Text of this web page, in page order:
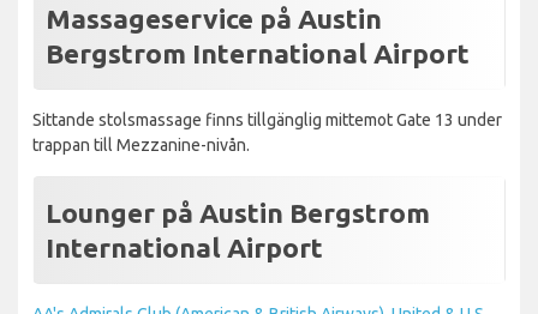
Massageservice på Austin
Bergstrom International Airport
Sittande stolsmassage finns tillgänglig mittemot Gate 13 under
trappan till Mezzanine-nivån.
Lounger på Austin Bergstrom
International Airport